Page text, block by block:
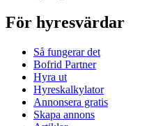
För hyresvärdar
Så fungerar det
Bofrid Partner
Hyra ut
Hyreskalkylator
Annonsera gratis
Skapa annons